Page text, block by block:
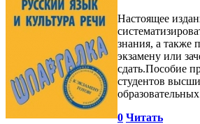
Настоящее
знания, а также
экзамену или
сдать.Пособие
студентов
0 Читать